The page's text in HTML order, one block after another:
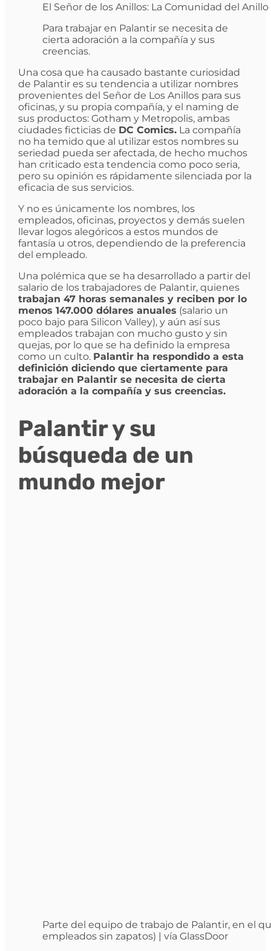
El Señor de los Anillos: La Comunidad del Anillo
Para trabajar en Palantir se necesita de
cierta adoración a la compañía y sus
creencias.
Una cosa que ha causado bastante curiosidad
de Palantir es su tendencia a utilizar nombres
provenientes del Señor de Los Anillos para sus
oficinas, y su propia compañía, y el naming de
sus productos: Gotham y Metropolis, ambas
ciudades ficticias de DC Comics.La compañía
no ha temido que al utilizar estos nombres su
seriedad pueda ser afectada, de hecho muchos
han criticado esta tendencia como poco seria,
pero su opinión es rápidamente silenciada por la
eficacia de sus servicios.
Y no es únicamente los nombres, los
empleados, oficinas, proyectos y demás suelen
llevar logos alegóricos a estos mundos de
fantasía u otros, dependiendo de la preferencia
del empleado.
Una polémica que se ha desarrollado a partir del
salario de los trabajadores de Palantir, quienes
trabajan 47 horas semanales y reciben por lo
menos 147.000 dólares anuales (salario un
poco bajo para Silicon Valley), y aún así sus
empleados trabajan con mucho gusto y sin
quejas, por lo que se ha definido la empresa
como un culto. Palantir ha respondido a esta
definición diciendo que ciertamente para
trabajar en Palantir se necesita de cierta
adoración a la compañía y sus creencias.
Palantir y su
búsqueda de un
mundo mejor
Parte del equipo de trabajo de Palantir, en el
empleados sin zapatos) | vía GlassDoor